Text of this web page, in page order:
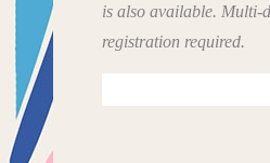
is also available. Multi-
registration required.